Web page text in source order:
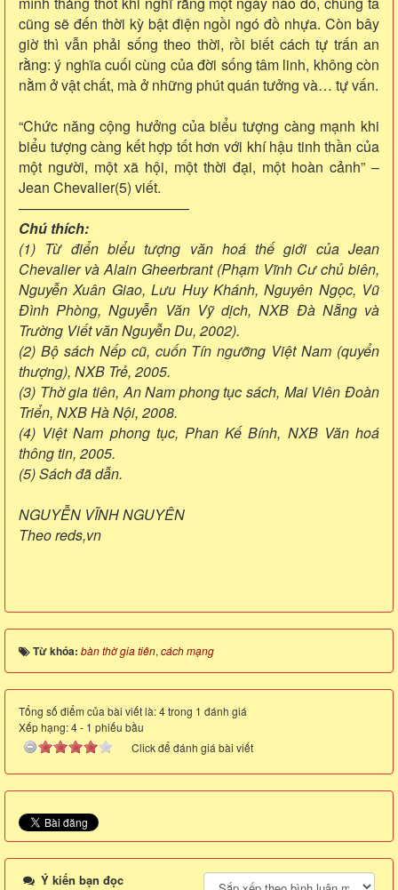
cũng sẽ đến thời kỳ bật điện ngồi ngó đồ nhựa. Còn bây
giờ thì vẫn phải sống theo thời, rồi biết cách tự trấn an
rằng: ý nghĩa cuối cùng của đời sống tâm linh, không còn
nằm ở vật chất, mà ở những phút quán tưởng và… tự vấn.
“Chức năng cộng hưởng của biểu tượng càng mạnh khi
biểu tượng càng kết hợp tốt hơn với khí hậu tinh thần của
một người, một xã hội, một thời đại, một hoàn cảnh” –
Jean Chevalier(5) viết.
————————————
Chú thích:
(1) Từ điển biểu tượng văn hoá thế giới của Jean
Chevalier và Alain Gheerbrant (Phạm Vĩnh Cư chủ biên,
Nguyễn Xuân Giao, Lưu Huy Khánh, Nguyên Ngọc, Vũ
Đình Phòng, Nguyễn Văn Vỹ dịch, NXB Đà Nẵng và
Trường Viết văn Nguyễn Du, 2002).
(2) Bộ sách Nếp cũ, cuốn Tín ngưỡng Việt Nam (quyển
thượng), NXB Trẻ, 2005.
(3) Thờ gia tiên, An Nam phong tục sách, Mai Viên Đoàn
Triển, NXB Hà Nội, 2008.
(4) Việt Nam phong tục, Phan Kế Bính, NXB Văn hoá
thông tin, 2005.
(5) Sách đã dẫn.
NGUYỄN VĨNH NGUYÊN
Theo reds,vn
Từ khóa: bàn thờ gia tiên, cách mạng
Tổng số điểm của bài viết là: 4 trong 1 đánh giá
Xếp hạng:4- 1 phiếu bầu
Click để đánh giá bài viết
Ý kiến bạn đọc